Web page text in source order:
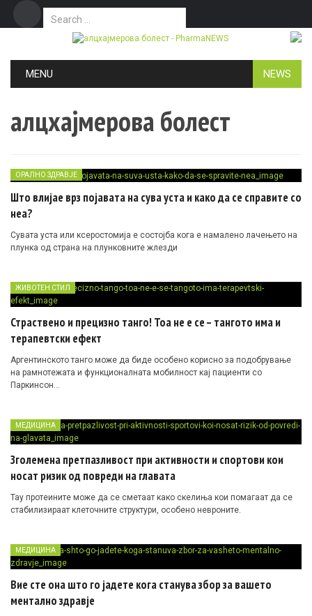
Search for:
MENU NEWS
алцхајмерова болест
ОРАЛНО ЗДРАВЈЕ
Што влијае врз појавата на сува уста и како да се справите со
неа?
Сувата уста или ксеростомија е состојба кога е намалено лачењето на
плунка од страна на плунковните жлезди
ЖИВОТЕН СТИЛ
Страствено и прецизно танго! Тоа не е се – тангото има и
терапевтски ефект
Аргентинското танго може да биде особено корисно за подобрување
на рамнотежата и функционалната мобилност кај пациенти со
Паркинсон…
МЕДИЦИНА
Зголемена претпазливост при активности и спортови кои
носат ризик од повреди на главата
Тау протеините може да се сметаат како скелиња кои помагаат да се
стабилизираат клеточните структури, особено невроните.
МЕДИЦИНА
Вие сте она што го јадете кога станува збор за вашето
ментално здравје